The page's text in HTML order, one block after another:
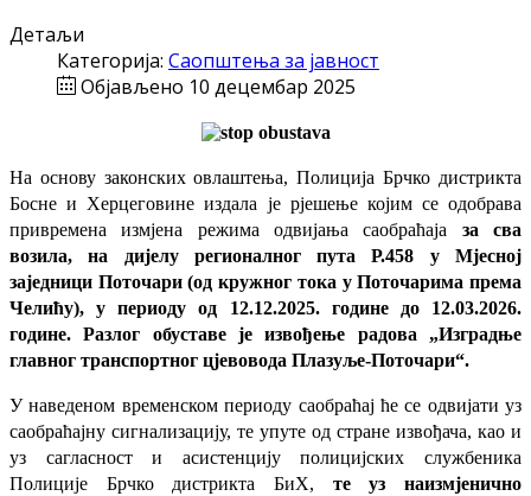
Детаљи
Категорија: Саопштења за јавност
Објављено 10 децембар 2025
На основу законских овлаштења, Полиција Брчко дистрикта
Босне и Херцеговине издала је рјешење којим се одобрава
привремена измјена режима одвијања саобраћаја за сва
возила, на дијелу регионалног пута Р.458 у Мјесној
заједници Поточари (од кружног тока у Поточарима према
Челићу), у периоду од 12.12.2025. године до 12.03.2026.
године. Разлог обуставе је извођење радова „Изградње
главног транспортног цјевовода Плазуље-Поточари“.
У наведеном временском периоду саобраћај ће се одвијати уз
саобраћајну сигнализацију, те упуте од стране извођача, као и
уз сагласност и асистенцију полицијских службеника
Полиције Брчко дистрикта БиХ, те уз наизмјенично